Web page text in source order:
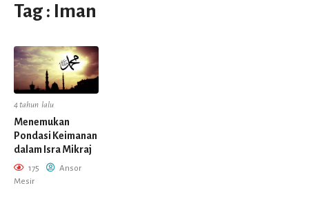
Tag : Iman
4 tahun lalu
Menemukan
Pondasi Keimanan
dalam Isra Mikraj
175
Ansor
Mesir